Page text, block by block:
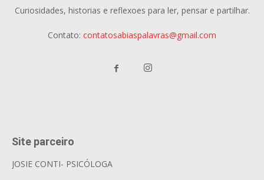
Curiosidades, historias e reflexoes para ler, pensar e partilhar.
Contato: contatosabiaspalavras@gmail.com
Site parceiro
JOSIE CONTI- PSICÓLOGA